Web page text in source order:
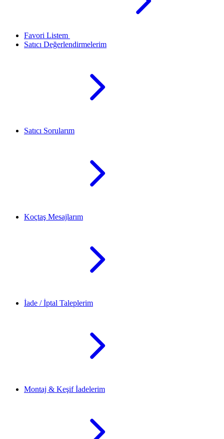
Favori Listem
Satıcı Değerlendirmelerim
Satıcı Sorularım
Koçtaş Mesajlarım
İade / İptal Taleplerim
Montaj & Keşif İadelerim